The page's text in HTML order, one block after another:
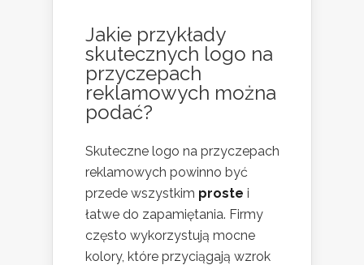
Jakie przykłady
skutecznych logo na
przyczepach
reklamowych można
podać?
Skuteczne logo na przyczepach
reklamowych powinno być
przede wszystkim proste i
łatwe do zapamiętania. Firmy
często wykorzystują mocne
kolory, które przyciągają wzrok